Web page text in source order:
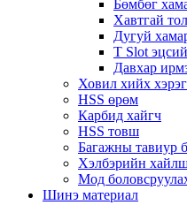
Бөмбөг
Хавтгай
Дугуй
T Slot
Давхар
Ховил хийх
HSS өрөм
Карбид хайгч
HSS товш
Багажны тавиур
Хэлбэрийн
Мод
Шинэ материал